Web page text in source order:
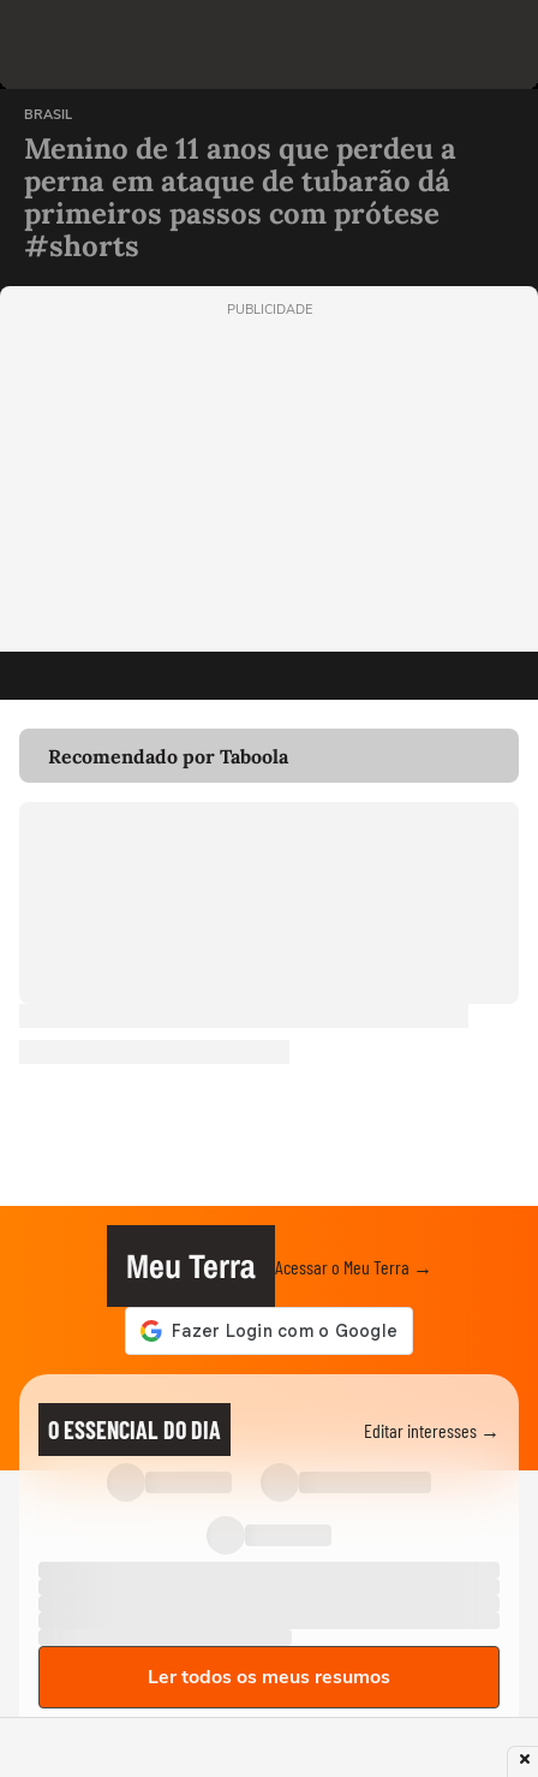
BRASIL
Menino de 11 anos que perdeu a
perna em ataque de tubarão dá
primeiros passos com prótese
#shorts
PUBLICIDADE
Recomendado por Taboola
Meu Terra Acessar o Meu Terra →
O ESSENCIAL DO DIA Editar interesses →
Ler todos os meus resumos